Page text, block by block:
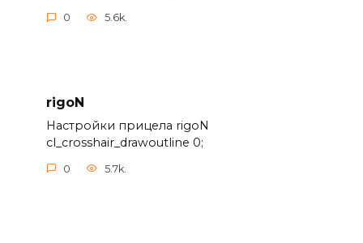
0 5.6k.
rigoN
Настройки прицела rigoN
cl_crosshair_drawoutline 0;
0 5.7k.